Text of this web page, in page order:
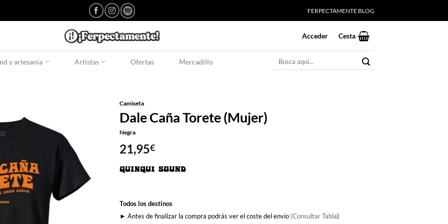
FERPECTAMENTE BLOG
Acceder Cesta
y artesanía Artistas Ofertas Mercadillo
Buscar
Camiseta
Dale Caña Torete (Mujer)
Negra
21,95€
Todos los destinos
► Antes de finalizar la compra podrás ver el coste del envío (Consultar Tabla)